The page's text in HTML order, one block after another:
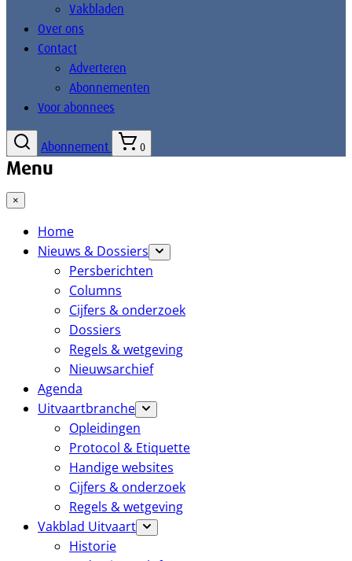
Vakbladen
Over ons
Contact
Adverteren
Abonnementen
Voor abonnees
Abonnement 0
Menu
×
Home
Nieuws & Dossiers
Persberichten
Columns
Cijfers & onderzoek
Dossiers
Regels & wetgeving
Nieuwsarchief
Agenda
Uitvaartbranche
Opleidingen
Protocol & Etiquette
Handige websites
Cijfers & onderzoek
Regels & wetgeving
Vakblad Uitvaart
Historie